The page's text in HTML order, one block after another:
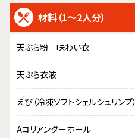
材料（1～2人分）
天ぷら粉 味わい衣
天ぷら衣液
えび（冷凍ソフトシェルシュリンプ）
Aコリアンダーホール